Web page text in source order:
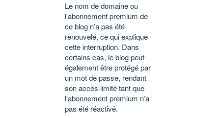
Le nom de domaine ou
l’abonnement premium de
ce blog n’a pas été
renouvelé, ce qui explique
cette interruption. Dans
certains cas, le blog peut
également être protégé par
un mot de passe, rendant
son accès limité tant que
l’abonnement premium n’a
pas été réactivé.